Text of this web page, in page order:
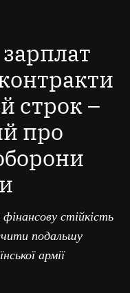
строк –
про
стійкість
подальшу
армії